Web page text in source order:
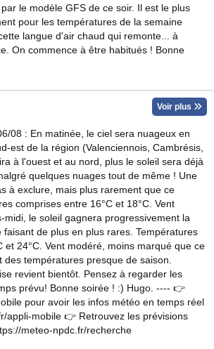
le modèle GFS de ce soir. Il est le plus
pour les températures de la semaine
langue d'air chaud qui remonte... à
On commence à être habitués ! Bonne
Voir plus
08 : En matinée, le ciel sera nuageux en
est de la région (Valenciennois, Cambrésis,
à l'ouest et au nord, plus le soleil sera déjà
quelques nuages tout de même ! Une
à exclure, mais plus rarement que ce
comprises entre 16°C et 18°C. Vent
midi, le soleil gagnera progressivement la
faisant de plus en plus rares. Températures
et 24°C. Vent modéré, moins marqué que ce
des températures presque de saison.
revient bientôt. Pensez à regarder les
prévu! Bonne soirée ! :) Hugo. ---- 👉
pour avoir les infos météo en temps réel
appli-mobile 👉 Retrouvez les prévisions
meteo-npdc.fr/recherche